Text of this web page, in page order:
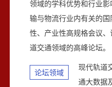
领域的学科优势和行业
输与物流行业内有关的
性、产业性高规格会议
道交通领域的高峰论坛。
论坛领域
现代轨道
通大数据